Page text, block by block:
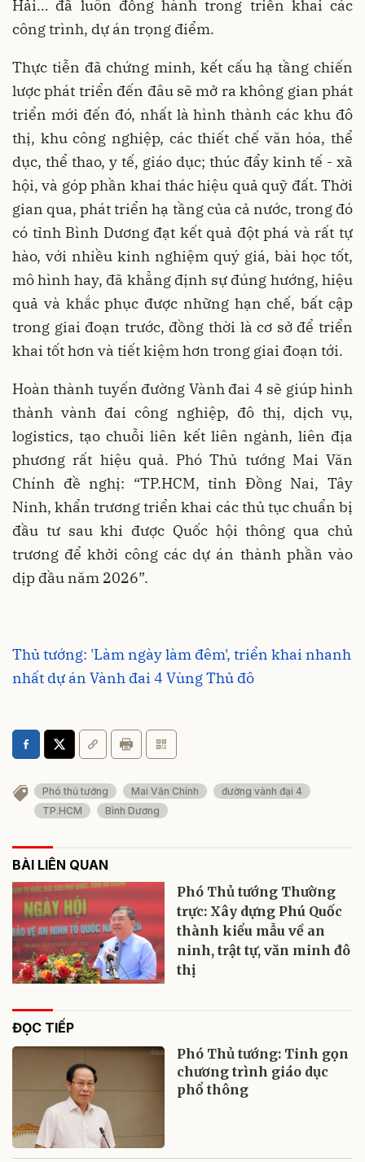
Hải… đã luôn đồng hành trong triển khai các
công trình, dự án trọng điểm.
Thực tiễn đã chứng minh, kết cấu hạ tầng chiến
lược phát triển đến đâu sẽ mở ra không gian phát
triển mới đến đó, nhất là hình thành các khu đô
thị, khu công nghiệp, các thiết chế văn hóa, thể
dục, thể thao, y tế, giáo dục; thúc đẩy kinh tế - xã
hội, và góp phần khai thác hiệu quả quỹ đất. Thời
gian qua, phát triển hạ tầng của cả nước, trong đó
có tỉnh Bình Dương đạt kết quả đột phá và rất tự
hào, với nhiều kinh nghiệm quý giá, bài học tốt,
mô hình hay, đã khẳng định sự đúng hướng, hiệu
quả và khắc phục được những hạn chế, bất cập
trong giai đoạn trước, đồng thời là cơ sở để triển
khai tốt hơn và tiết kiệm hơn trong giai đoạn tới.
Hoàn thành tuyến đường Vành đai 4 sẽ giúp hình
thành vành đai công nghiệp, đô thị, dịch vụ,
logistics, tạo chuỗi liên kết liên ngành, liên địa
phương rất hiệu quả. Phó Thủ tướng Mai Văn
Chính đề nghị: “TP.HCM, tỉnh Đồng Nai, Tây
Ninh, khẩn trương triển khai các thủ tục chuẩn bị
đầu tư sau khi được Quốc hội thông qua chủ
trương để khởi công các dự án thành phần vào
dịp đầu năm 2026”.
Thủ tướng: 'Làm ngày làm đêm', triển khai nhanh
nhất dự án Vành đai 4 Vùng Thủ đô
Phó thủ tướng Mai Văn Chính
đường vành đại 4
TP.HCM
Bình Dương
BÀI LIÊN QUAN
Phó Thủ tướng Thường
trực: Xây dựng Phú Quốc
thành kiểu mẫu về an
ninh, trật tự, văn minh đô
thị
ĐỌC TIẾP
Phó Thủ tướng: Tinh gọn
chương trình giáo dục
phổ thông